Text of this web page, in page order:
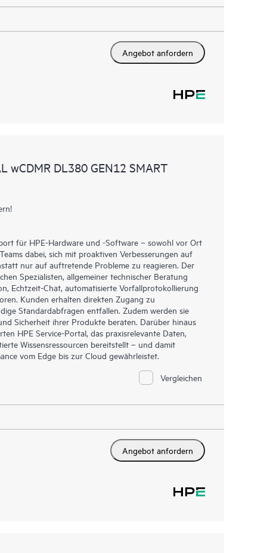
Angebot anfordern
wCDMR DL380 GEN12 SMART
für HPE-Hardware und -Software – sowohl vor Ort
dabei, sich mit proaktiven Verbesserungen auf
nur auf auftretende Probleme zu reagieren. Der
Spezialisten, allgemeiner technischer Beratung
Echtzeit-Chat, automatisierte Vorfallprotokollierung
Kunden erhalten direkten Zugang zu
Standardabfragen entfallen. Zudem werden sie
Sicherheit ihrer Produkte beraten. Darüber hinaus
HPE Service-Portal, das praxisrelevante Daten,
Wissensressourcen bereitstellt – und damit
vom Edge bis zur Cloud gewährleistet.
Vergleichen
Angebot anfordern